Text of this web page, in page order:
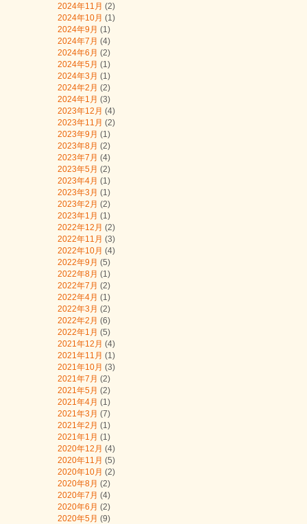
2024年11月 (2)
2024年10月 (1)
2024年9月 (1)
2024年7月 (4)
2024年6月 (2)
2024年5月 (1)
2024年3月 (1)
2024年2月 (2)
2024年1月 (3)
2023年12月 (4)
2023年11月 (2)
2023年9月 (1)
2023年8月 (2)
2023年7月 (4)
2023年5月 (2)
2023年4月 (1)
2023年3月 (1)
2023年2月 (2)
2023年1月 (1)
2022年12月 (2)
2022年11月 (3)
2022年10月 (4)
2022年9月 (5)
2022年8月 (1)
2022年7月 (2)
2022年4月 (1)
2022年3月 (2)
2022年2月 (6)
2022年1月 (5)
2021年12月 (4)
2021年11月 (1)
2021年10月 (3)
2021年7月 (2)
2021年5月 (2)
2021年4月 (1)
2021年3月 (7)
2021年2月 (1)
2021年1月 (1)
2020年12月 (4)
2020年11月 (5)
2020年10月 (2)
2020年8月 (2)
2020年7月 (4)
2020年6月 (2)
2020年5月 (9)